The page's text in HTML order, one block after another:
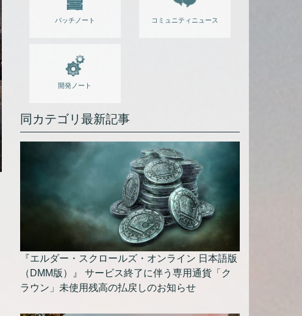
パッチノート コミュニティニュース
開発ノート
同カテゴリ最新記事
『エルダー・スクロールズ・オンライン 日本語版
（DMM版）』 サービス終了に伴う専用通貨「ク
ラウン」未使用残高の払戻しのお知らせ